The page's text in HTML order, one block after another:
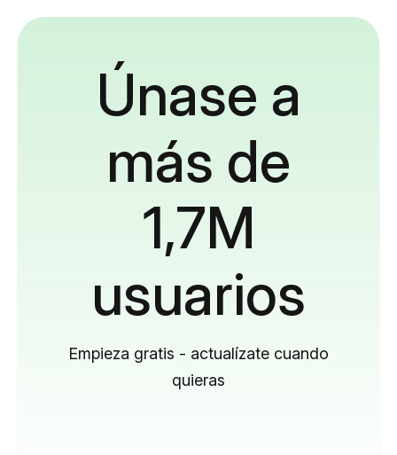
Únase a
más de
1,7M
usuarios
Empieza gratis - actualízate cuando
quieras